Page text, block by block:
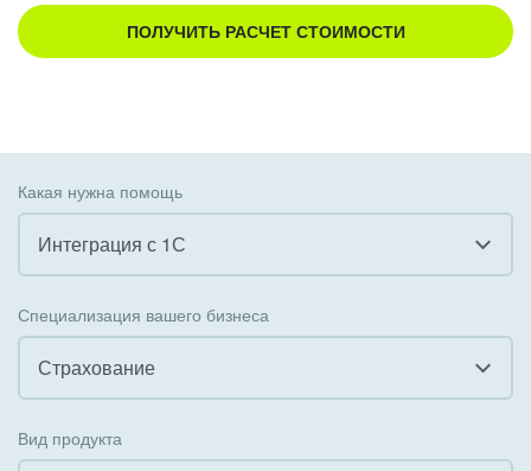
ПОЛУЧИТЬ РАСЧЕТ СТОИМОСТИ
Какая нужна помощь
Интеграция с 1С
Внедрение КЭДО
Интеграция с 1С
Специализация вашего бизнеса
Страхование
Вид продукта